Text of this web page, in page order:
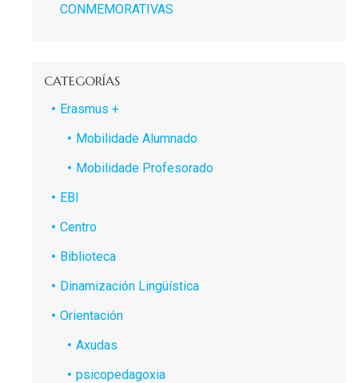
CONMEMORATIVAS
CATEGORÍAS
Erasmus +
Mobilidade Alumnado
Mobilidade Profesorado
EBI
Centro
Biblioteca
Dinamización Lingüística
Orientación
Axudas
psicopedagoxia